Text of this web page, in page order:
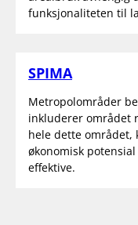
funksjonaliteten til
SPIMA
Metropolområder
inkluderer området
hele dette
økonomisk
effektive.